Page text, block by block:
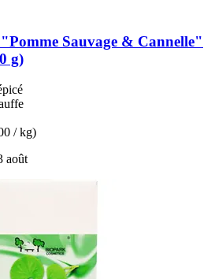
Sauvage & Cannelle"
g)
/ kg)
août